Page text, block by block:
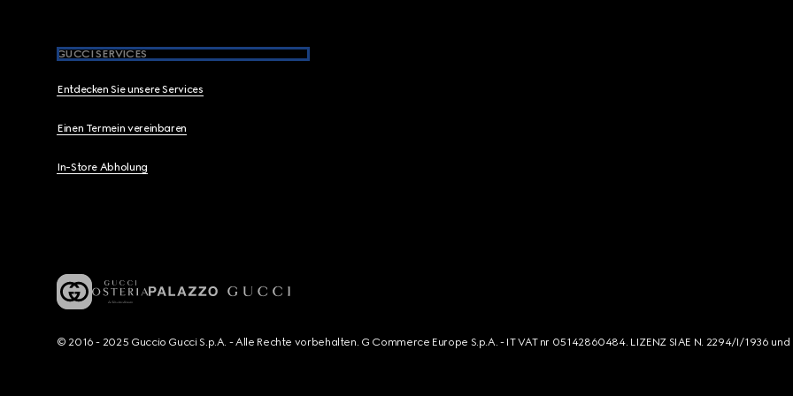
GUCCI SERVICES
Entdecken Sie unsere Services
Einen Termein vereinbaren
In-Store Abholung
© 2016 - 2025 Guccio Gucci S.p.A. - Alle Rechte vorbehalten. G Commerce Europe S.p.A. - IT VAT nr 05142860484. LIZENZ SIAE N. 2294/I/1936